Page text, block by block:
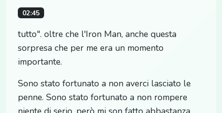
02:45
tutto". oltre che l'Iron Man, anche questa
sorpresa che per me era un momento
importante.
Sono stato fortunato a non averci lasciato le
penne. Sono stato fortunato a non rompere